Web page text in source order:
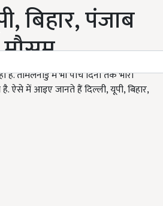
बिहार, पंजाब
है. तमिलनाडु में भी पांच दिनों तक भारी
है. ऐसे में आइए जानते हैं दिल्ली, यूपी, बिहार,